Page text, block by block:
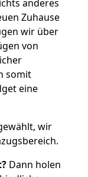
anderes
Zuhause
wir über
von
somit
eine
wir
Dann holen